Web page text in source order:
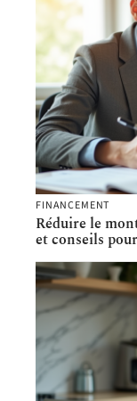
FINANCEMENT
Réduire le
et conseils